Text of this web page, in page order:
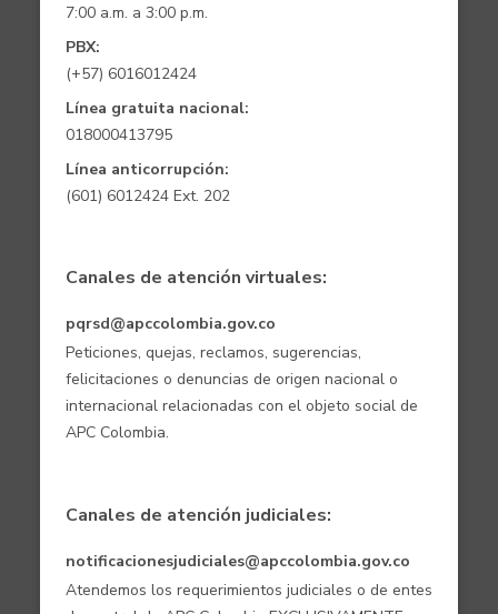
7:00 a.m. a 3:00 p.m.
PBX:
(+57) 6016012424
Línea gratuita nacional:
018000413795
Línea anticorrupción:
(601) 6012424 Ext. 202
Canales de atención virtuales:
pqrsd@apccolombia.gov.co
Peticiones, quejas, reclamos, sugerencias,
felicitaciones o denuncias de origen nacional o
internacional relacionadas con el objeto social de
APC Colombia.
Canales de atención judiciales:
notificacionesjudiciales@apccolombia.gov.co
Atendemos los requerimientos judiciales o de entes